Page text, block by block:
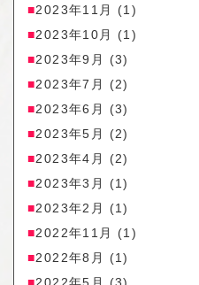
2023年11月
(1)
2023年10月
(1)
2023年9月
(3)
2023年7月
(2)
2023年6月
(3)
2023年5月
(2)
2023年4月
(2)
2023年3月
(1)
2023年2月
(1)
2022年11月
(1)
2022年8月
(1)
2022年5月
(3)